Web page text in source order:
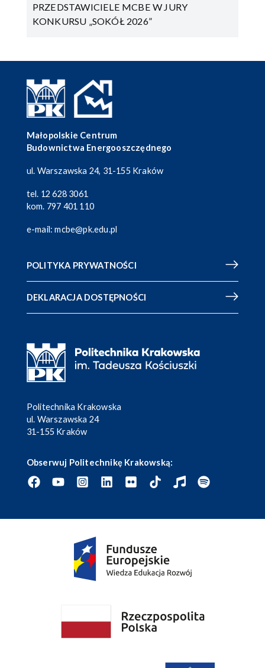
PRZEDSTAWICIELE MCBE W JURY
KONKURSU „SOKÓŁ 2026”
Małopolskie Centrum
Budownictwa Energooszczędnego
ul. Warszawska 24, 31-155 Kraków
tel. 12 628 3061
kom. 797 401 110
e-mail:mcbe@pk.edu.pl
POLITYKA PRYWATNOŚCI
DEKLARACJA DOSTĘPNOŚCI
Politechnika Krakowska
ul. Warszawska 24
31-155 Kraków
Obserwuj Politechnikę Krakowską: